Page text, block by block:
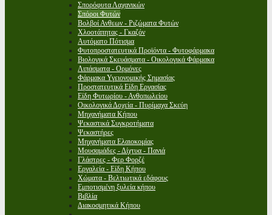
Σπορόφυτα Λαχανικών
Σπόροι Φυτών
Βολβοί Ανθεων - Ριζώματα Φυτών
Χλοοτάπητας - Γκαζόν
Αυτόματο Πότισμα
Φυτοπροστατευτικά Προϊόντα - Φυτοφάρμακα
Βιολογικά Σκευάσματα - Οικολογικά Φάρμακα
Λιπάσματα - Ορμόνες
Φάρμακα Υγειονομικής Σημασίας
Προστατευτικά Είδη Εργασίας
Είδη Φυτωρίου - Ανθοπωλείου
Οικολογικά Δοχεία - Πυρίμαχα Σκεύη
Μηχανήματα Κήπου
Ψεκαστικά Συγκροτήματα
Ψεκαστήρες
Μηχανήματα Ελαιοκομίας
Μουσαμάδες - Δίχτυα - Πανιά
Γλάστρες - Φερ Φορζέ
Εργαλεία - Είδη Κήπου
Χώματα - Βελτιωτικά εδάφους
Εμποτισμένη ξυλεία κήπου
Βιβλία
Διακοσμητικά Κήπου